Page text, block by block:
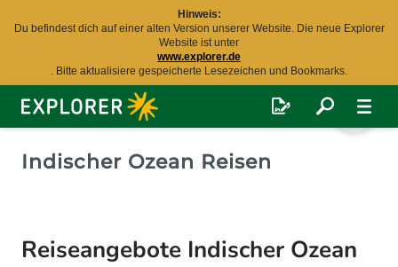
Hinweis:
Du befindest dich auf einer alten Version unserer Website. Die neue Explorer
Website ist unter
www.explorer.de
. Bitte aktualisiere gespeicherte Lesezeichen und Bookmarks.
Explorer
Fernreisen
Indischer Ozean Reisen
Reiseangebote Indischer Ozean